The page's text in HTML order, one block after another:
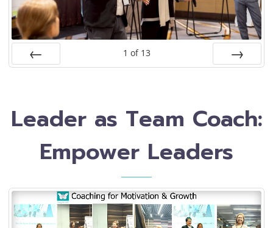
1 of 13
Leader as Team Coach:
Empower Leaders